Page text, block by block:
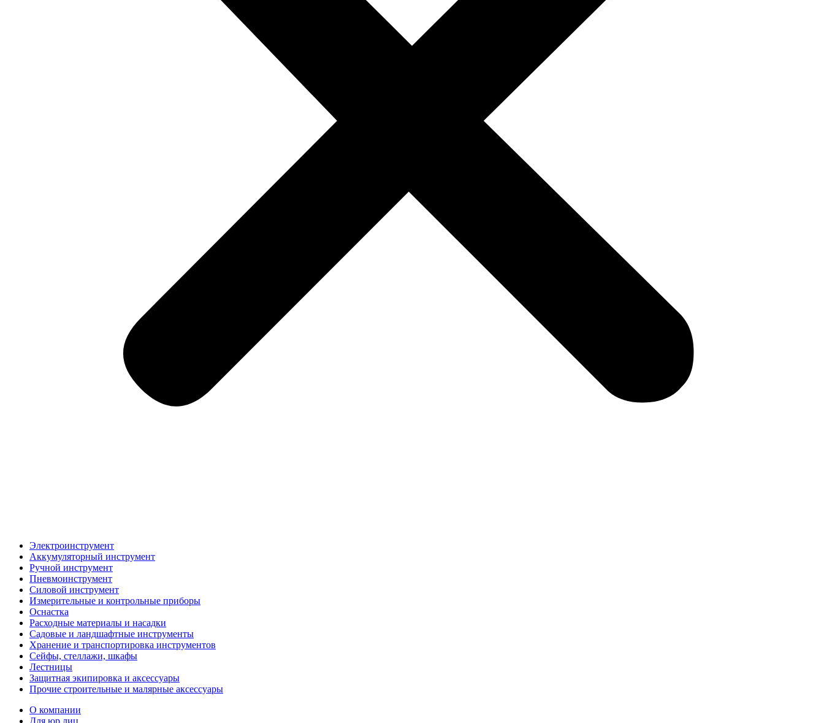
Электроинструмент
Аккумуляторный инструмент
Ручной инструмент
Пневмоинструмент
Силовой инструмент
Измерительные и контрольные приборы
Оснастка
Расходные материалы и насадки
Садовые и ландшафтные инструменты
Хранение и транспортировка инструментов
Сейфы, стеллажи, шкафы
Лестницы
Защитная экипировка и аксессуары
Прочие строительные и малярные аксессуары
О компании
Для юр.лиц